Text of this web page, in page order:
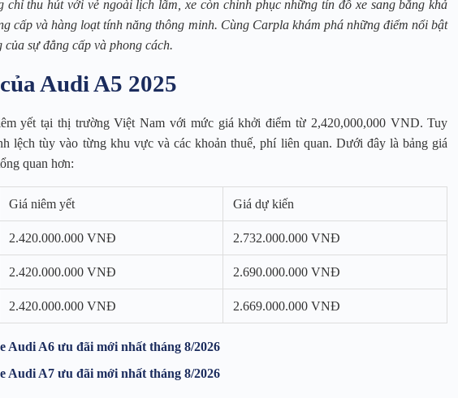
chỉ thu hút với vẻ ngoài lịch lãm, xe còn chinh phục những tín đồ xe sang bằng khả
cấp và hàng loạt tính năng thông minh. Cùng Carpla khám phá những điểm nổi bật
sự đẳng cấp và phong cách.
Audi A5 2025
yết tại thị trường Việt Nam với mức giá khởi điểm từ 2,420,000,000 VND. Tuy
lệch tùy vào từng khu vực và các khoản thuế, phí liên quan. Dưới đây là bảng giá
quan hơn:
Giá niêm yết Giá dự kiến
2.420.000.000 VNĐ 2.732.000.000 VNĐ
2.420.000.000 VNĐ 2.690.000.000 VNĐ
2.420.000.000 VNĐ 2.669.000.000 VNĐ
Audi A6 ưu đãi mới nhất tháng 8/2026
Audi A7 ưu đãi mới nhất tháng 8/2026